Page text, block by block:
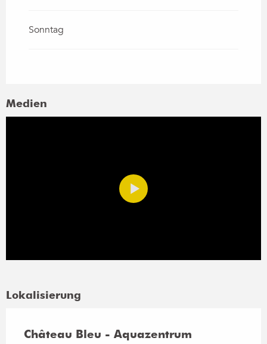
Sonntag
Medien
Lokalisierung
Château Bleu - Aquazentrum